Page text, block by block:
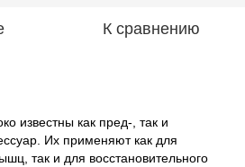
К сравнению
известны как пред-, так и
Их применяют как для
так и для восстановительного